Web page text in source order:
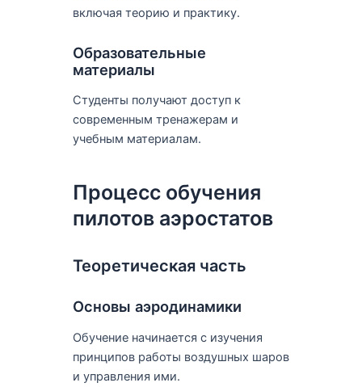
включая теорию и практику.
Образовательные
материалы
Студенты получают доступ к
современным тренажерам и
учебным материалам.
Процесс обучения
пилотов аэростатов
Теоретическая часть
Основы аэродинамики
Обучение начинается с изучения
принципов работы воздушных шаров
и управления ими.